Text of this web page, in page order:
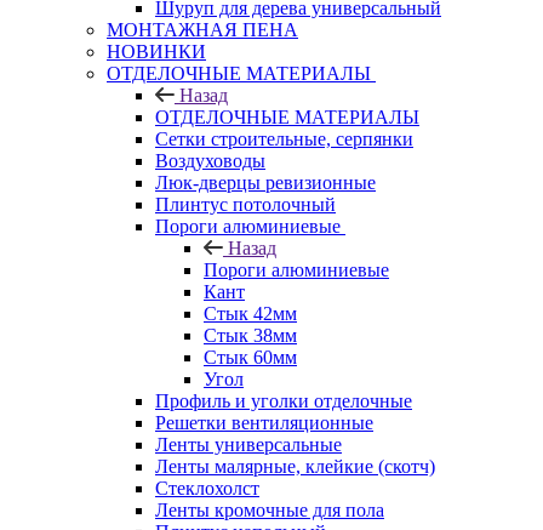
Шуруп для дерева универсальный
МОНТАЖНАЯ ПЕНА
НОВИНКИ
ОТДЕЛОЧНЫЕ МАТЕРИАЛЫ
Назад
ОТДЕЛОЧНЫЕ МАТЕРИАЛЫ
Сетки строительные, серпянки
Воздуховоды
Люк-дверцы ревизионные
Плинтус потолочный
Пороги алюминиевые
Назад
Пороги алюминиевые
Кант
Стык 42мм
Стык 38мм
Стык 60мм
Угол
Профиль и уголки отделочные
Решетки вентиляционные
Ленты универсальные
Ленты малярные, клейкие (скотч)
Стеклохолст
Ленты кромочные для пола